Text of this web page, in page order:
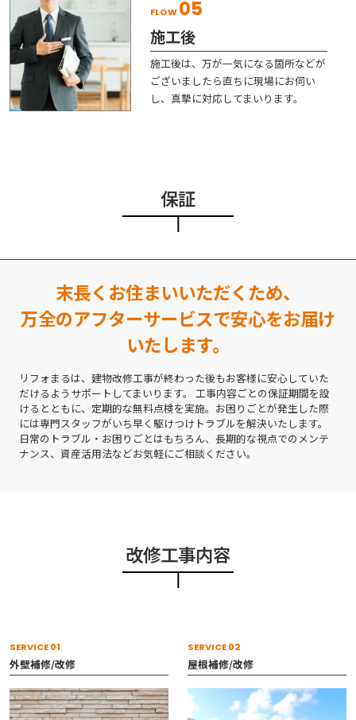
FLOW05
施工後
施工後は、万が一気になる箇所などが
ございましたら直ちに現場にお伺い
し、真摯に対応してまいります。
保証
末長くお住まいいただくため、
万全のアフターサービスで安心をお届け
いたします。
リフォまるは、建物改修工事が終わった後もお客様に安心していた
だけるようサポートしてまいります。 工事内容ごとの保証期間を設
けるとともに、定期的な無料点検を実施。お困りごとが発生した際
には専門スタッフがいち早く駆けつけトラブルを解決いたします。
日常のトラブル・お困りごとはもちろん、長期的な視点でのメンテ
ナンス、資産活用法などお気軽にご相談ください。
改修工事内容
SERVICE 01
外壁補修/改修
SERVICE 02
屋根補修/改修